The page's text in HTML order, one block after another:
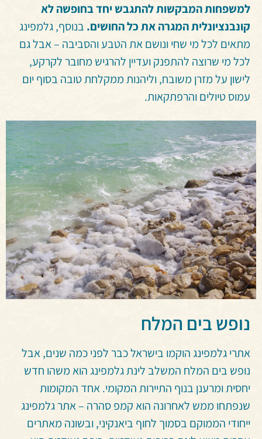
למשפחות המבקשות להתגבש יחד בחופשה לא
קונבנציונלית המגרה את כל החושים. בנוסף, גלמפינג
מתאים לכל מי שחי ונושם את הטבע והסביבה – אבל גם
לכל מי שרוצה להתפנק ועדיין להרגיש מחובר לקרקע,
לישון על מזרן משובח, וליהנות ממקלחת טובה בסוף יום
עמוס טיולים והרפתקאות.
נופש בים המלח
אתרי גלמפינג הוקמו בישראל כבר לפני כמה שנים, אבל
נופש בים המלח המשלב לינת גלמפינג הוא משהו חדש
יחסית ומרענן בנוף התיירות המקומי. אחד המקומות
שנפתחו ממש לאחרונה הוא קמפ סהרה – אתר גלמפינג
ייחודי הממוקם בסמוך לחוף ביאנקיני, ובשונה מאתרים